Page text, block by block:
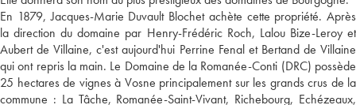
En 1879, Jacques-Marie Duvault Blochet achète cette propriété. Après
la direction du domaine par Henry-Frédéric Roch, Lalou Bize-Leroy et
Aubert de Villaine, c'est aujourd'hui Perrine Fenal et Bertand de Villaine
qui ont repris la main. Le Domaine de la Romanée-Conti (DRC) possède
25 hectares de vignes à Vosne principalement sur les grands crus de la
commune : La Tâche, Romanée-Saint-Vivant, Richebourg, Echézeaux,